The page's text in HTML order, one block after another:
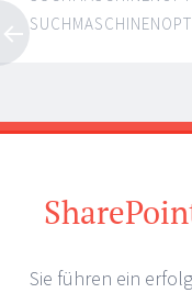
Sie führen ein